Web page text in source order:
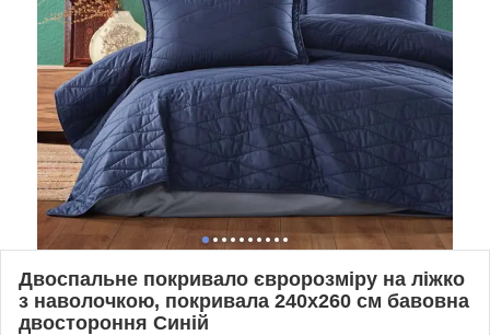
Двоспальне покривало євророзміру на ліжко
з наволочкою, покривала 240х260 см бавовна
двостороння Синій